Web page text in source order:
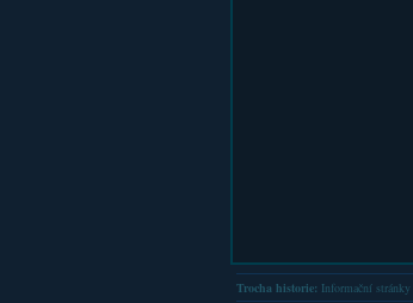
Trocha historie: Informační stránky